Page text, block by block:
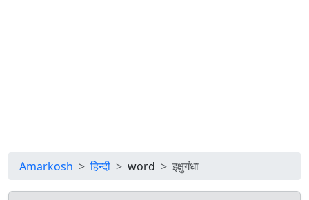
Amarkosh हिन्दी word इक्षुगंधा